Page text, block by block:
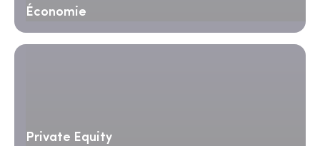
Économie
Private Equity